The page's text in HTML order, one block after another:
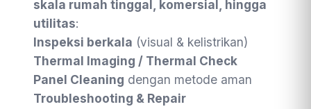
skala rumah tinggal, komersial, hingga
utilitas:
Inspeksi berkala (visual & kelistrikan)
Thermal Imaging / Thermal Check
Panel Cleaning dengan metode aman
Troubleshooting & Repair